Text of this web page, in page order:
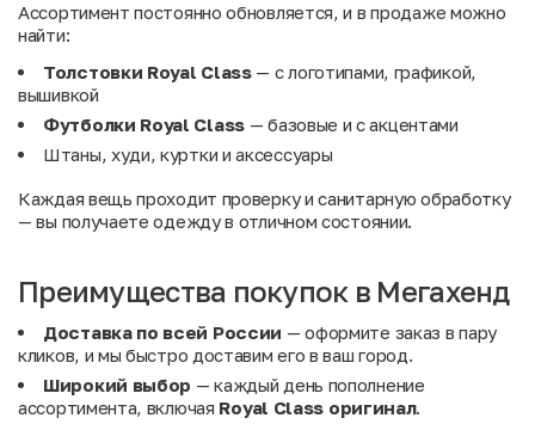
Ассортимент постоянно обновляется, и в продаже можно
найти:
Толстовки Royal Class — с логотипами, графикой,
вышивкой
Футболки Royal Class — базовые и с акцентами
Штаны, худи, куртки и аксессуары
Каждая вещь проходит проверку и санитарную обработку
— вы получаете одежду в отличном состоянии.
Преимущества покупок в Мегахенд
Доставка по всей России — оформите заказ в пару
кликов, и мы быстро доставим его в ваш город.
Широкий выбор — каждый день пополнение
ассортимента, включая Royal Class оригинал.